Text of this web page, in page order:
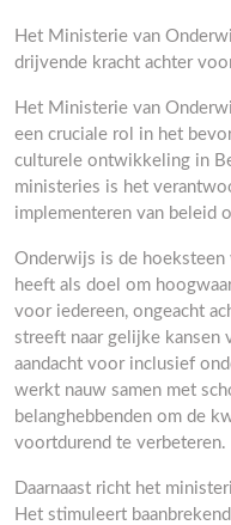
Het Ministerie van
drijvende kracht achter
Het Ministerie van
een cruciale rol in het
culturele ontwikkeling in
ministeries is het
implementeren van beleid
Onderwijs is de
heeft als doel om
voor iedereen, ongeacht
streeft naar gelijke kansen
aandacht voor inclusief
werkt nauw samen met
belanghebbenden om de
voortdurend te verbeteren.
Daarnaast richt het
Het stimuleert